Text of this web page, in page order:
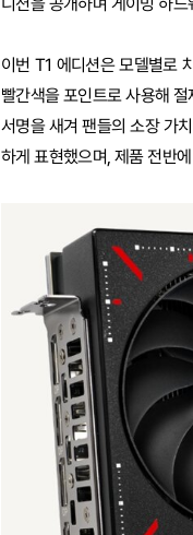
이번 T1 에디션은 모델별로
빨간색을 포인트로 사용해
서명을 새겨 팬들의 소장 가
하게 표현했으며, 제품 전반